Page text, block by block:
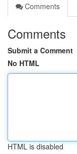
Comments
Comments
Submit a Comment
No HTML
HTML is disabled